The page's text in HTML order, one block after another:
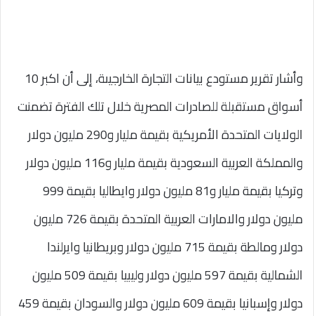
وأشار تقرير مستودع بيانات التجارة الخارجيىة، إلى أن اكبر 10
أسواق مستقبلة للصادرات المصرية خلال تلك الفترة تضمنت
الولايات المتحدة الأمريكية بقيمة مليار و290 مليون دولار
والمملكة العربية السعودية بقيمة مليار و116 مليون دولار
وتركيا بقيمة مليار و81 مليون دولار وايطاليا بقيمة 999
مليون دولار والامارات العربية المتحدة بقيمة 726 مليون
دولار ومالطة بقيمة 715 مليون دولار وبريطانيا وايرلندا
الشمالية بقيمة 597 مليون دولار وليبيا بقيمة 509 مليون
دولار وإسبانيا بقيمة 609 مليون دولار والسودان بقيمة 459